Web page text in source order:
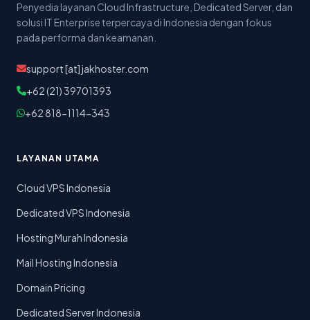
Penyedia layanan Cloud Infrastructure, Dedicated Server, dan
solusi IT Enterprise terpercaya di Indonesia dengan fokus
pada performa dan keamanan.
support [at] jakhoster.com
+62 (21) 39701393
+62 818-1114-343
LAYANAN UTAMA
Cloud VPS Indonesia
Dedicated VPS Indonesia
Hosting Murah Indonesia
Mail Hosting Indonesia
Domain Pricing
Dedicated Server Indonesia